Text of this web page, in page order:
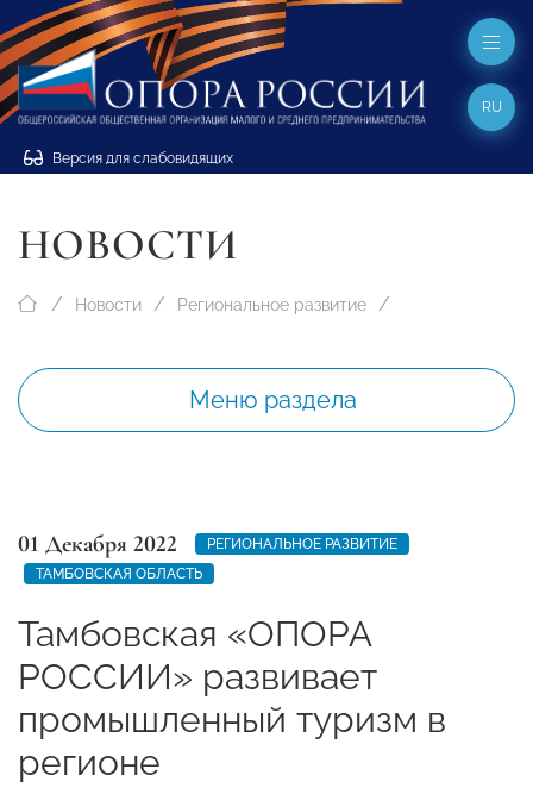
Версия для слабовидящих
RU
НОВОСТИ
Новости Региональное развитие
Меню раздела
01 Декабря 2022
РЕГИОНАЛЬНОЕ РАЗВИТИЕ
ТАМБОВСКАЯ ОБЛАСТЬ
Тамбовская «ОПОРА
РОССИИ» развивает
промышленный туризм в
регионе